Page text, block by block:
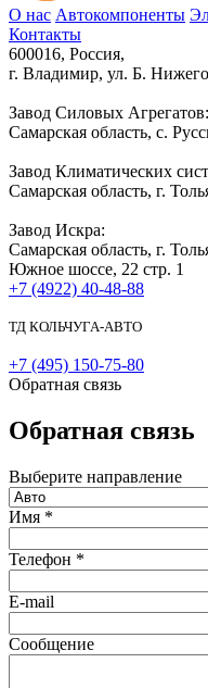
О нас Автокомпоненты
Контакты
600016, Россия,
г. Владимир, ул. Б.
Завод Силовых Агрегатов:
Самарская область, с.
Завод Климатических
Самарская область, г.
Завод Искра:
Самарская область, г.
Южное шоссе, 22 стр. 1
+7 (4922) 40-48-88
ТД КОЛЬЧУГА-АВТО
+7 (495) 150-75-80
Обратная связь
Обратная связь
Выберите направление
Имя *
Телефон *
E-mail
Сообщение